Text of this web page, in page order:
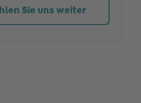
Sie uns weiter